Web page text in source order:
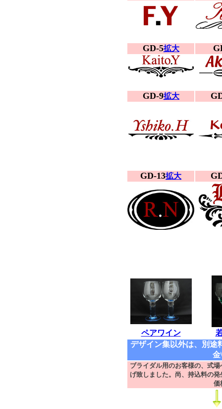
GD-5拡大
GD-9拡大
GD-13拡大
ペアワイン
デザイン集以外は、別途
金
ブライダル用のお客様の、式
げ致しました。尚、持込料の発
価